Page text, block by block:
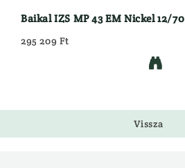
Baikal IZS MP 43 EM Nickel 12/70
295 209 Ft

Vissza